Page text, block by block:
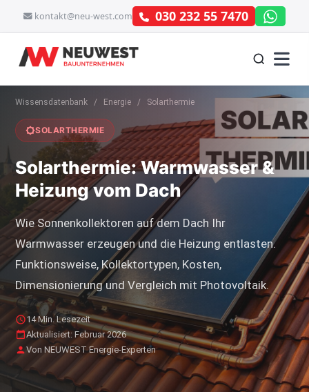
kontakt@neu-west.com 030 232 55 7470
Wissensdatenbank / Energie / Solarthermie
SOLARTHERMIE
Solarthermie: Warmwasser &
Heizung vom Dach
Wie Sonnenkollektoren auf dem Dach Ihr
Warmwasser erzeugen und die Heizung entlasten.
Funktionsweise, Kollektortypen, Kosten,
Dimensionierung und Vergleich mit Photovoltaik.
14 Min. Lesezeit
Aktualisiert: Februar 2026
Von NEUWEST Energie-Experten